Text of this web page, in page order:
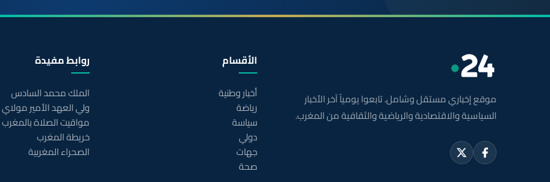
موقع إخباري مستقل وشامل. تابعوا يومياً آخر الأخبار
السياسية والاقتصادية والرياضية والثقافية من المغرب.
الأقسام
أخبار وطنية
رياضة
سياسة
دولي
جهات
صحة
روابط مفيدة
الملك محمد السادس
ولي العهد الأمير
مواقيت الصلاة بالمغرب
خريطة المغرب
الصحراء المغربية